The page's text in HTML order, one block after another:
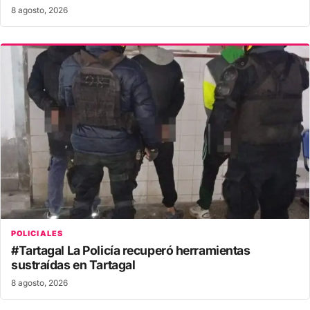
8 agosto, 2026
POLICIALES
#Tartagal La Policía recuperó herramientas
sustraídas en Tartagal
8 agosto, 2026